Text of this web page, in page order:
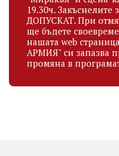
19.30ч. Закъснелите
ДОПУСКАТ. При
ще бъдете
нашата web
АРМИЯ" си запазва
промяна в